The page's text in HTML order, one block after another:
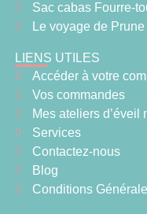
Sac cabas Fourre-
Le voyage de
LIENS UTILES
Accéder à votre
Vos commandes
Mes ateliers d’éveil
Services
Contactez-nous
Blog
Conditions